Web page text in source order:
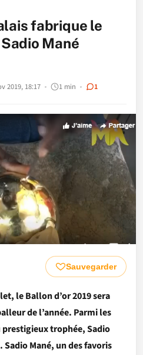
fabrique le
Mané
2019, 18:17 1 min 1
Sauvegarder
le Ballon d’or 2019 sera
de l’année. Parmi les
trophée, Sadio
Mané, un des favoris